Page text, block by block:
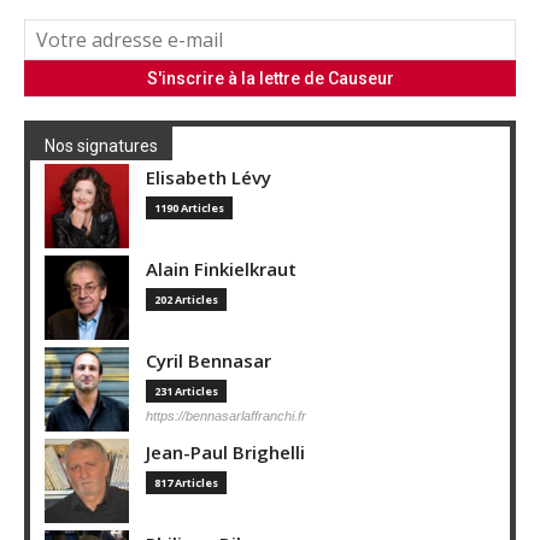
Nos signatures
Elisabeth Lévy
1190 Articles
Alain Finkielkraut
202 Articles
Cyril Bennasar
231 Articles
https://bennasarlaffranchi.fr
Jean-Paul Brighelli
817 Articles